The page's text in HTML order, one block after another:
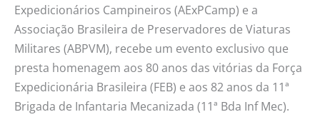
Expedicionários Campineiros (AExPCamp) e a
Associação Brasileira de Preservadores de Viaturas
Militares (ABPVM), recebe um evento exclusivo que
presta homenagem aos 80 anos das vitórias da Força
Expedicionária Brasileira (FEB) e aos 82 anos da 11ª
Brigada de Infantaria Mecanizada (11ª Bda Inf Mec).